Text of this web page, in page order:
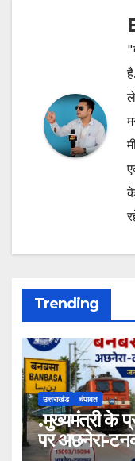
Trending
उत्तराखंड चंपावत
.मुख्यमंत्री के
पर अछनेरा-